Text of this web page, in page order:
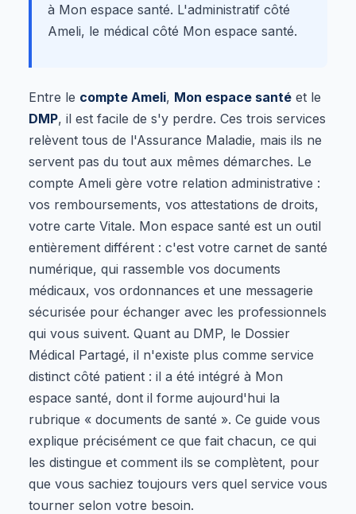
à Mon espace santé. L'administratif côté
Ameli, le médical côté Mon espace santé.
Entre le compte Ameli, Mon espace santé et le
DMP, il est facile de s'y perdre. Ces trois services
relèvent tous de l'Assurance Maladie, mais ils ne
servent pas du tout aux mêmes démarches. Le
compte Ameli gère votre relation administrative :
vos remboursements, vos attestations de droits,
votre carte Vitale. Mon espace santé est un outil
entièrement différent : c'est votre carnet de santé
numérique, qui rassemble vos documents
médicaux, vos ordonnances et une messagerie
sécurisée pour échanger avec les professionnels
qui vous suivent. Quant au DMP, le Dossier
Médical Partagé, il n'existe plus comme service
distinct côté patient : il a été intégré à Mon
espace santé, dont il forme aujourd'hui la
rubrique « documents de santé ». Ce guide vous
explique précisément ce que fait chacun, ce qui
les distingue et comment ils se complètent, pour
que vous sachiez toujours vers quel service vous
tourner selon votre besoin.